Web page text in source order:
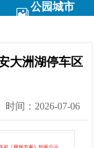
公园城市
大洲湖停车区
时间：2026-07-06